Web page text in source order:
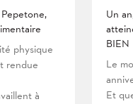
physique
rendue
à
Un
BIEN
Le
Et